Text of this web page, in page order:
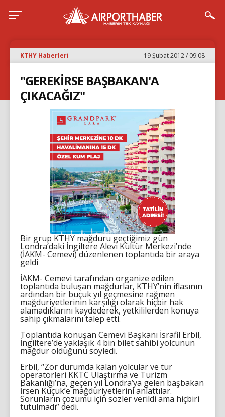
KTHY Haberleri 19 Şubat 2012 / 09:08
"GEREKİRSE BAŞBAKAN'A
ÇIKACAĞIZ"
Bir grup KTHY mağduru geçtiğimiz gün
Londra’daki İngiltere Alevi Kültür Merkezi’nde
(İAKM- Cemevi) düzenlenen toplantıda bir araya
geldi
İAKM- Cemevi tarafından organize edilen
toplantıda buluşan mağdurlar, KTHY’nin iflasının
ardından bir buçuk yıl geçmesine rağmen
mağduriyetlerinin karşılığı olarak hiçbir hak
alamadıklarını kaydederek, yetkililerden konuya
sahip çıkmalarını talep etti.
Toplantıda konuşan Cemevi Başkanı İsrafil Erbil,
İngiltere’de yaklaşık 4 bin bilet sahibi yolcunun
mağdur olduğunu söyledi.
Erbil, “Zor durumda kalan yolcular ve tur
operatörleri KKTC Ulaştırma ve Turizm
Bakanlığı’na, geçen yıl Londra’ya gelen başbakan
İrsen Küçük’e mağduriyetlerini anlattılar.
Sorunların çözümü için sözler verildi ama hiçbiri
tutulmadı” dedi.